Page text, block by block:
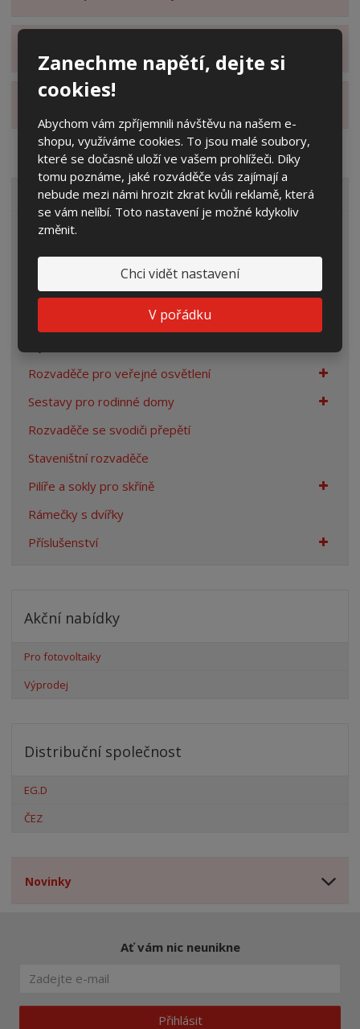
Zanechme napětí, dejte si
cookies!
Abychom vám zpříjemnili návštěvu na našem e-
shopu, využíváme cookies. To jsou malé soubory,
které se dočasně uloží ve vašem prohlížeči. Díky
tomu poznáme, jaké rozváděče vás zajímají a
nebude mezi námi hrozit zkrat kvůli reklamě, která
se vám nelíbí. Toto nastavení je možné kdykoliv
změnit.
Chci vidět nastavení
V pořádku
VŠECHNY KATEGORIE
Elektroměrové rozvaděče
Prázdné skříně
Rozpojovací jistící skříně
Rozvaděče pro veřejné osvětlení
Sestavy pro rodinné domy
Rozvaděče se svodiči přepětí
Staveništní rozvaděče
Pilíře a sokly pro skříně
Rámečky s dvířky
Příslušenství
Akční nabídky
Pro fotovoltaiky
Výprodej
Distribuční společnost
EG.D
ČEZ
Novinky
Ať vám nic neunikne
Přihlásit